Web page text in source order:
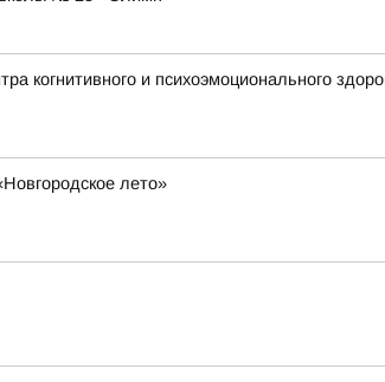
когнитивного и психоэмоционального
лето»